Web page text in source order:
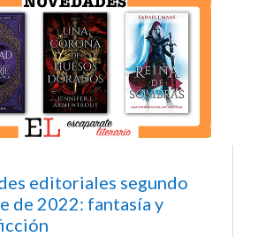
editoriales segundo
de 2022: fantasía y